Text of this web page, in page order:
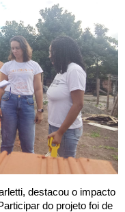
destacou o impacto
do projeto foi de